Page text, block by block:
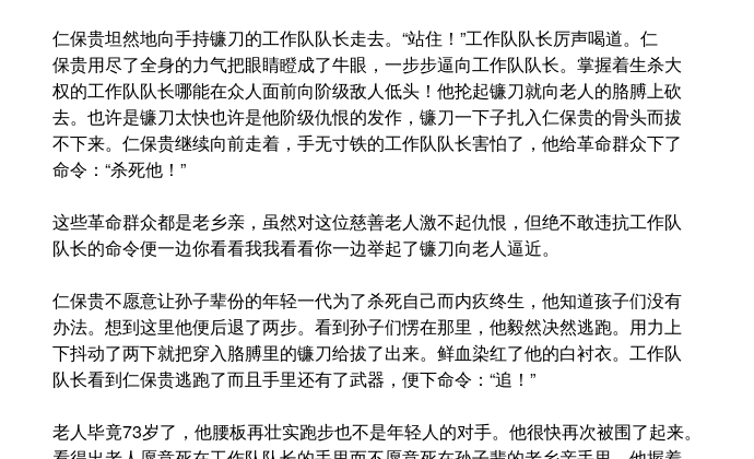
仁保贵坦然地向手持镰刀的工作队队长走去。“站住！”工作队队长厉声喝道。仁
保贵用尽了全身的力气把眼睛瞪成了牛眼，一步步逼向工作队队长。掌握着生杀大
权的工作队队长哪能在众人面前向阶级敌人低头！他抡起镰刀就向老人的胳膊上砍
去。也许是镰刀太快也许是他阶级仇恨的发作，镰刀一下子扎入仁保贵的骨头而拔
不下来。仁保贵继续向前走着，手无寸铁的工作队队长害怕了，他给革命群众下了
命令：“杀死他！”
这些革命群众都是老乡亲，虽然对这位慈善老人激不起仇恨，但绝不敢违抗工作队
队长的命令便一边你看看我我看看你一边举起了镰刀向老人逼近。
仁保贵不愿意让孙子辈份的年轻一代为了杀死自己而内疚终生，他知道孩子们没有
办法。想到这里他便后退了两步。看到孙子们愣在那里，他毅然决然逃跑。用力上
下抖动了两下就把穿入胳膊里的镰刀给拔了出来。鲜血染红了他的白衬衣。工作队
队长看到仁保贵逃跑了而且手里还有了武器，便下命令：“追！”
老人毕竟73岁了，他腰板再壮实跑步也不是年轻人的对手。他很快再次被围了起来。